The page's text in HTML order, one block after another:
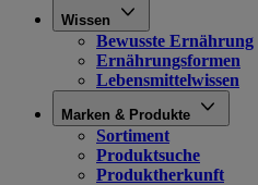
Wissen
Bewusste Ernährung
Ernährungsformen
Lebensmittelwissen
Marken & Produkte
Sortiment
Produktsuche
Produktherkunft